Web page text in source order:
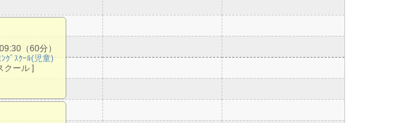
（60分）
ﾝｸﾞｽｸｰﾙ(児童)
クール ]